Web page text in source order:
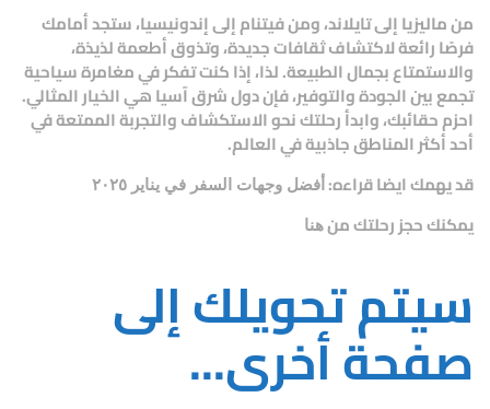
من ماليزيا إلى تايلاند، ومن فيتنام إلى إندونيسيا، ستجد أمامك
فرصًا رائعة لاكتشاف ثقافات جديدة، وتذوق أطعمة لذيذة،
والاستمتاع بجمال الطبيعة. لذا، إذا كنت تفكر في مغامرة سياحية
تجمع بين الجودة والتوفير، فإن دول شرق آسيا هي الخيار المثالي.
احزم حقائبك، وابدأ رحلتك نحو الاستكشاف والتجربة الممتعة في
أحد أكثر المناطق جاذبية في العالم.
قد يهمك ايضا قراءه: أفضل وجهات السفر في يناير ٢٠٢٥
يمكنك حجز رحلتك منهنا
سيتم تحويلك إلى
صفحة أخرى...